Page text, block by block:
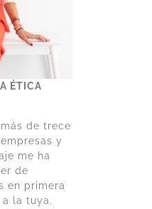
ÉTICA
de trece
y
me ha
de
en primera
la tuya.